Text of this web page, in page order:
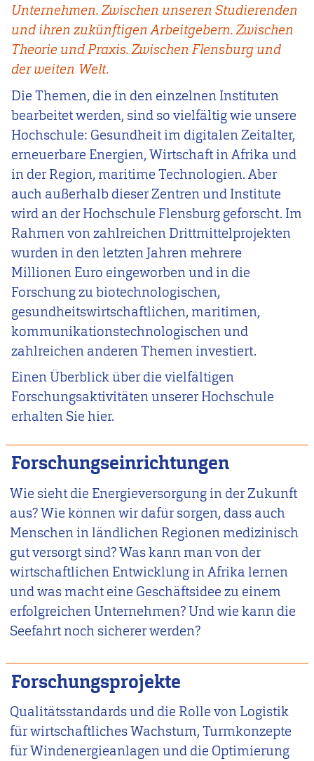
Unternehmen. Zwischen unseren Studierenden
und ihren zukünftigen Arbeitgebern. Zwischen
Theorie und Praxis. Zwischen Flensburg und
der weiten Welt.
Die Themen, die in den einzelnen Instituten
bearbeitet werden, sind so vielfältig wie unsere
Hochschule: Gesundheit im digitalen Zeitalter,
erneuerbare Energien, Wirtschaft in Afrika und
in der Region, maritime Technologien. Aber
auch außerhalb dieser Zentren und Institute
wird an der Hochschule Flensburg geforscht. Im
Rahmen von zahlreichen Drittmittelprojekten
wurden in den letzten Jahren mehrere
Millionen Euro eingeworben und in die
Forschung zu biotechnologischen,
gesundheitswirtschaftlichen, maritimen,
kommunikationstechnologischen und
zahlreichen anderen Themen investiert.
Einen Überblick über die vielfältigen
Forschungsaktivitäten unserer Hochschule
erhalten Sie hier.
Forschungseinrichtungen
Wie sieht die Energieversorgung in der Zukunft
aus? Wie können wir dafür sorgen, dass auch
Menschen in ländlichen Regionen medizinisch
gut versorgt sind? Was kann man von der
wirtschaftlichen Entwicklung in Afrika lernen
und was macht eine Geschäftsidee zu einem
erfolgreichen Unternehmen? Und wie kann die
Seefahrt noch sicherer werden?
Forschungsprojekte
Qualitätsstandards und die Rolle von Logistik
für wirtschaftliches Wachstum, Turmkonzepte
für Windenergieanlagen und die Optimierung